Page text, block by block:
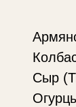
Сыр